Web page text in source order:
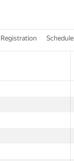
Registration Schedule